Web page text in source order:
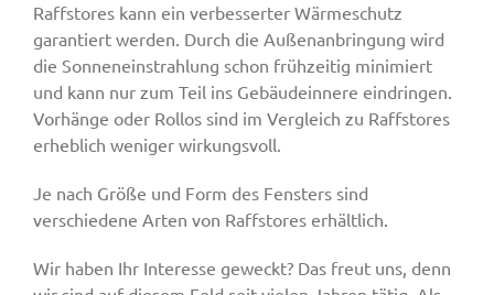
Kontakt
Raffstores kann ein verbesserter Wärmeschutz
garantiert werden. Durch die Außenanbringung wird
die Sonneneinstrahlung schon frühzeitig minimiert
und kann nur zum Teil ins Gebäudeinnere eindringen.
Vorhänge oder Rollos sind im Vergleich zu Raffstores
erheblich weniger wirkungsvoll.
Je nach Größe und Form des Fensters sind
verschiedene Arten von Raffstores erhältlich.
Wir haben Ihr Interesse geweckt? Das freut uns, denn